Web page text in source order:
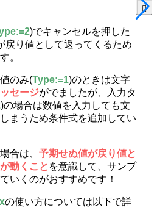
)でキャンセルを押した
戻り値として返ってくるため
。
のみ(Type:=1)のときは文字
セージがでましたが、入力タ
)の場合は数値を入力しても文
まうため条件式を追加してい
合は、予期せぬ値が戻り値と
動くこと を意識して、サンプ
いくのがおすすめです！
の使い方については以下で詳